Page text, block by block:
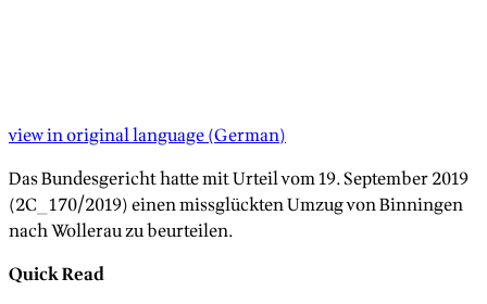
view in original language(German)
Das Bundesgericht hatte mit Urteil vom 19. September 2019
(2C_170/2019) einen missglückten Umzug von Binningen
nach Wollerau zu beurteilen.
Quick Read